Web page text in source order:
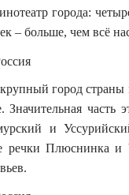
города:
– больше, чем всё
город страны
Значительная
и
речки Плюснинка